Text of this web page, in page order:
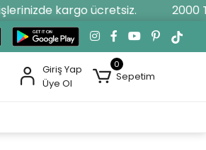
kargo ücretsiz. 2000
Giriş Yap
Üye Ol
0
Sepetim